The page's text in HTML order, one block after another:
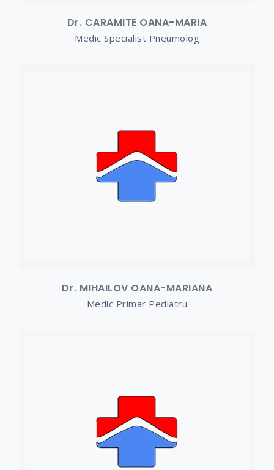
Dr. CARAMITE OANA-MARIA
Medic Specialist Pneumolog
Dr. MIHAILOV OANA-MARIANA
Medic Primar Pediatru